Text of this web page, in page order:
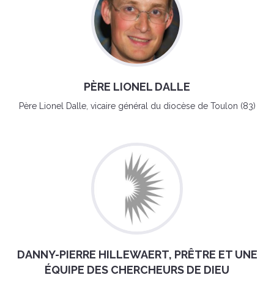
PÈRE LIONEL DALLE
Père Lionel Dalle, vicaire général du diocèse de Toulon (83)
DANNY-PIERRE HILLEWAERT, PRÊTRE ET UNE
ÉQUIPE DES CHERCHEURS DE DIEU